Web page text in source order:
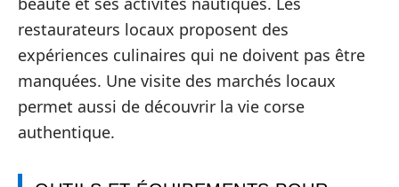
restaurateurs locaux proposent des
expériences culinaires qui ne doivent pas être
manquées. Une visite des marchés locaux
permet aussi de découvrir la vie corse
authentique.